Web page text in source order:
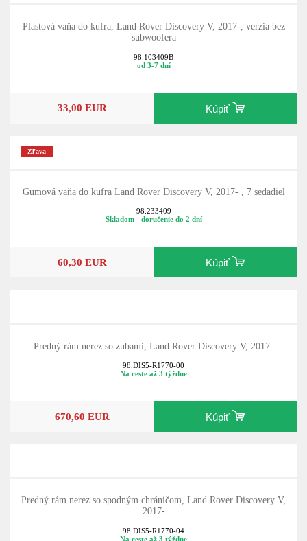
Plastová vaňa do kufra, Land Rover Discovery V, 2017-, verzia bez
subwoofera
98.103409B
od 3-7 dní
33,00 EUR Kúpiť
Zľava
Gumová vaňa do kufra Land Rover Discovery V, 2017- , 7 sedadiel
98.233409
Skladom - doručenie do 2 dní
60,30 EUR Kúpiť
Predný rám nerez so zubami, Land Rover Discovery V, 2017-
98.DIS5-R1770-00
Na ceste až 3 týždne
670,60 EUR Kúpiť
Predný rám nerez so spodným chráničom, Land Rover Discovery V,
2017-
98.DIS5-R1770-04
Na ceste až 3 týždne